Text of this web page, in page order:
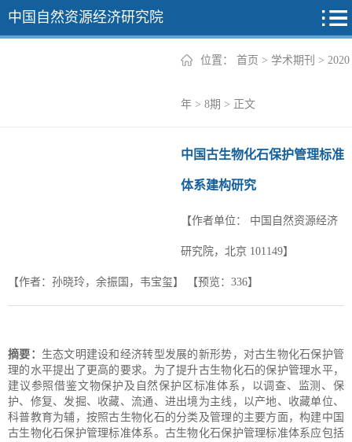
中国自然资源经济研究院
位置： 首页 > 学术期刊 > 2020
年 > 8期 > 正文
中国古生物化石保护管理标准
体系建构研究
【作者单位： 中国自然资源经济
研究院，北京 101149】
【作者：孙晓玲，余振国，韦宝玺】 【预览： 336】
摘要： 生态文明建设和经济转型发展的新形势，对古生物化石保护管
理的水平提出了更高的要求。为了提升古生物化石的保护管理水平，
建议参照借鉴文物保护及自然保护区标准体系，以调查、监测、保
护、修复、发掘、收藏、流通、进出境为主线，以产地、收藏单位、
科普教育为辅，按照古生物化石的分类及管理的主要方面，构建中国
古生物化石保护管理标准体系。古生物化石保护管理标准体系应包括